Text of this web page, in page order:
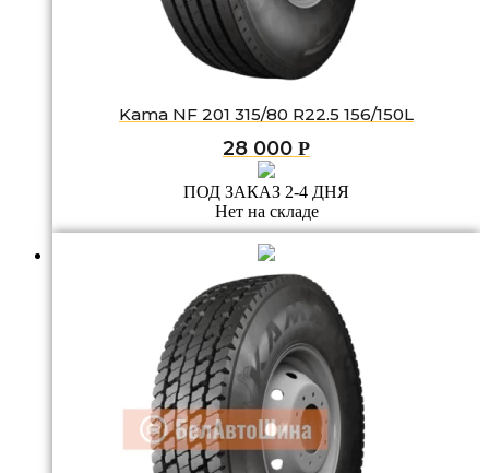
Kama NF 201 315/80 R22.5 156/150L
28 000 Р
ПОД ЗАКАЗ 2-4 ДНЯ
Нет на складе